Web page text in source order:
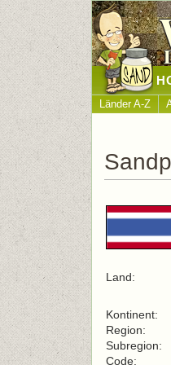
Länder A-Z
Land:
Kontinent:
Region:
Subregion:
Code: